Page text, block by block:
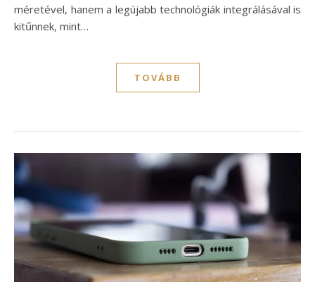
méretével, hanem a legújabb technológiák integrálásával is
kitűnnek, mint…
TOVÁBB